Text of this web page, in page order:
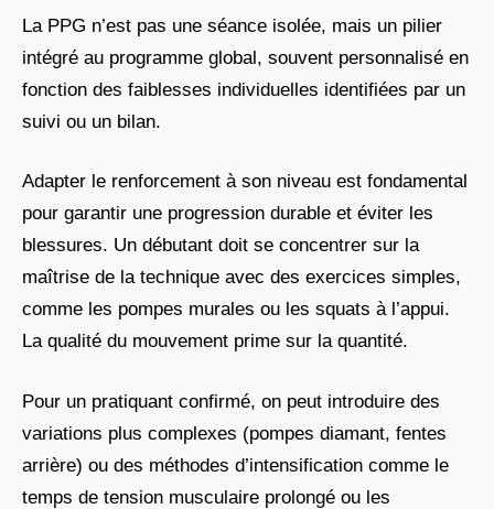
La PPG n’est pas une séance isolée, mais un pilier
intégré au programme global, souvent personnalisé en
fonction des faiblesses individuelles identifiées par un
suivi ou un bilan.
Adapter le renforcement à son niveau est fondamental
pour garantir une progression durable et éviter les
blessures. Un débutant doit se concentrer sur la
maîtrise de la technique avec des exercices simples,
comme les pompes murales ou les squats à l’appui.
La qualité du mouvement prime sur la quantité.
Pour un pratiquant confirmé, on peut introduire des
variations plus complexes (pompes diamant, fentes
arrière) ou des méthodes d’intensification comme le
temps de tension musculaire prolongé ou les